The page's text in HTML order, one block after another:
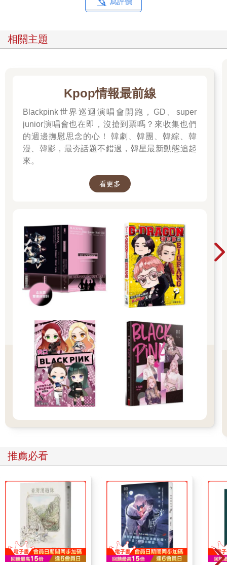
相關主題
Kpop情報最前線
Blackpink世界巡迴演唱會開跑，GD、super
junior演唱會也在即，沒搶到票嗎？來收集也們
的週邊撫慰思念的心！ 韓劇、韓團、韓綜、韓
漫、韓影，最夯話題不錯過，韓星最新動態追起
來。
看更多
推薦必看